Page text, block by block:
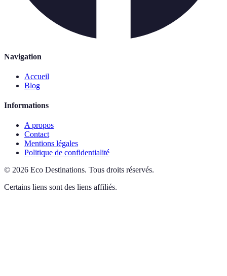
Navigation
Accueil
Blog
Informations
A propos
Contact
Mentions légales
Politique de confidentialité
© 2026 Eco Destinations. Tous droits réservés.
Certains liens sont des liens affiliés.